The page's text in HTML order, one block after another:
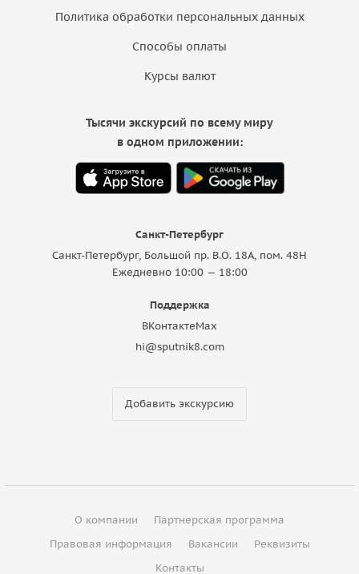
Политика обработки персональных данных
Способы оплаты
Курсы валют
Санкт-Петербург
Санкт-Петербург, Большой пр. В.О. 18A, пом. 48Н
Ежедневно 10:00 — 18:00
Поддержка
ВКонтактеMax
hi@sputnik8.com
Добавить экскурсию
Тысячи экскурсий по всему миру
в одном приложении:
О компании
Партнерская программа
Правовая информация
Вакансии
Реквизиты
Контакты